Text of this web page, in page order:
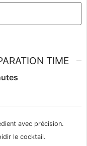
TIME
avec précision.
le cocktail.